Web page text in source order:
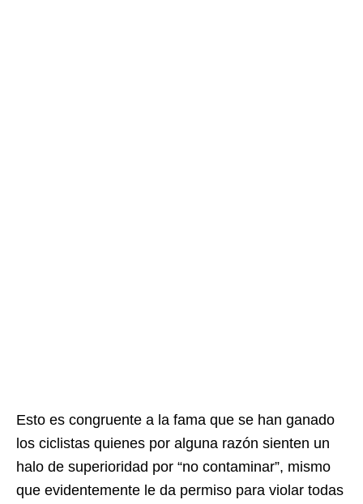
Esto es congruente a la fama que se han ganado
los ciclistas quienes por alguna razón sienten un
halo de superioridad por “no contaminar”, mismo
que evidentemente le da permiso para violar todas